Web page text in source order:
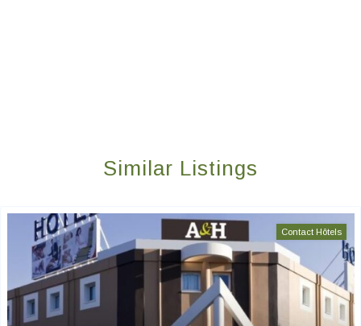
Similar Listings
Contact Hôtels